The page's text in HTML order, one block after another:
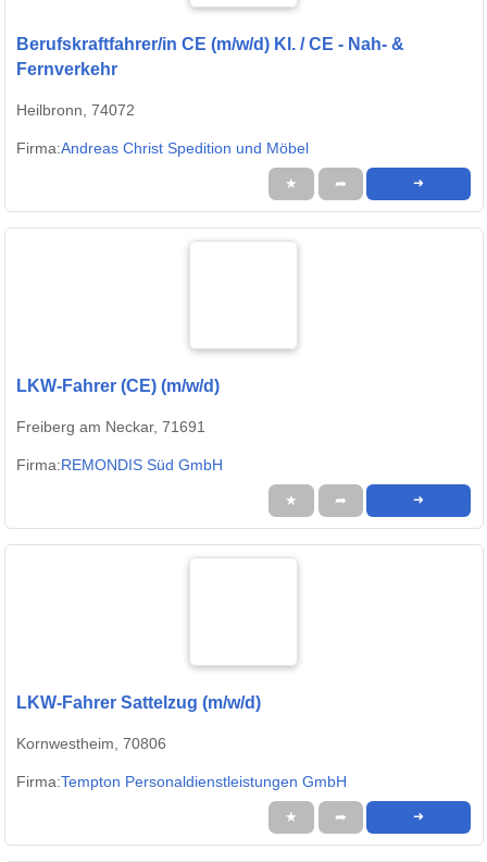
Berufskraftfahrer/in CE (m/w/d) Kl. / CE - Nah- &
Fernverkehr
Heilbronn, 74072
Firma:Andreas Christ Spedition und Möbel
★ ➦ ➜
LKW-Fahrer (CE) (m/w/d)
Freiberg am Neckar, 71691
Firma:REMONDIS Süd GmbH
★ ➦ ➜
LKW-Fahrer Sattelzug (m/w/d)
Kornwestheim, 70806
Firma:Tempton Personaldienstleistungen GmbH
★ ➦ ➜